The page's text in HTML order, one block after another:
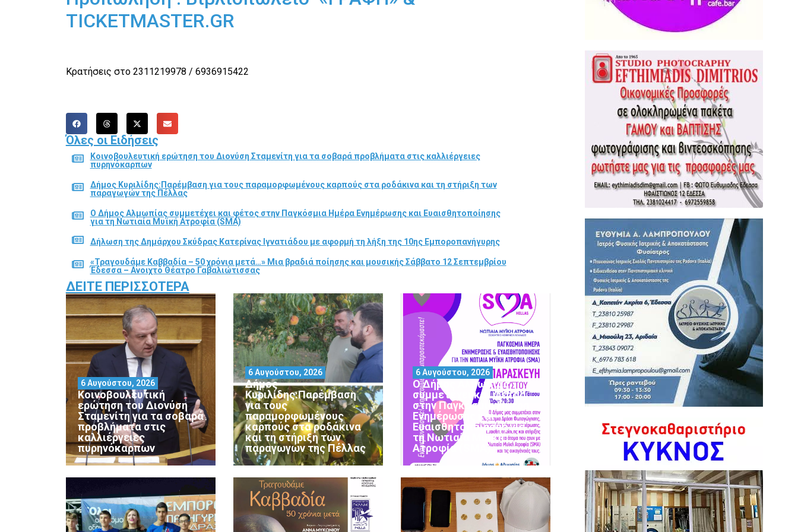
TICKETMASTER.GR
Kρατήσεις στο 2311219978 / 6936915422
Όλες οι Ειδήσεις
Κοινοβουλευτική ερώτηση του Διονύση Σταμενίτη για τα σοβαρά προβλήματα στις καλλιέργειες
πυρηνόκαρπων
Δήμος Κυριλίδης:Παρέμβαση για τους παραμορφωμένους καρπούς στα ροδάκινα και τη στήριξη των
παραγωγών της Πέλλας
Ο Δήμος Αλμωπίας συμμετέχει και φέτος στην Παγκόσμια Ημέρα Ενημέρωσης και Ευαισθητοποίησης
για τη Νωτιαία Μυϊκή Ατροφία (SMA)
Δήλωση της Δημάρχου Σκύδρας Κατερίνας Ιγνατιάδου με αφορμή τη λήξη της 10ης Εμποροπανήγυρης
«Τραγουδάμε Καββαδία – 50 χρόνια μετά…» Μια βραδιά ποίησης και μουσικής Σάββατο 12 Σεπτεμβρίου
Έδεσσα – Ανοιχτό Θέατρο Γαβαλιώτισσας
ΔΕΊΤΕ ΠΕΡΙΣΣΌΤΕΡΑ
Κοινοβουλευτική
ερώτηση του Διονύση
Σταμενίτη για τα σοβαρά
προβλήματα στις
καλλιέργειες
πυρηνόκαρπων
6 Αυγούστου, 2026
Δήμος
Κυριλίδης:Παρέμβαση
για τους
παραμορφωμένους
καρπούς στα ροδάκινα
και τη στήριξη των
παραγωγών της Πέλλας
6 Αυγούστου, 2026
Ο Δήμος Αλμωπίας
συμμετέχει και φέτος
στην Παγκόσμια Ημέρα
Ενημέρωσης και
Ευαισθητοποίησης για
τη Νωτιαία Μυϊκή
Ατροφία (SMA)
6 Αυγούστου, 2026